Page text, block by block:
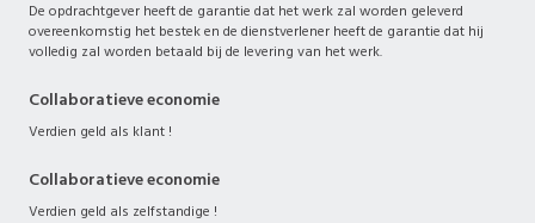
De opdrachtgever heeft de garantie dat het werk zal worden geleverd
overeenkomstig het bestek en de dienstverlener heeft de garantie dat hij
volledig zal worden betaald bij de levering van het werk.
Collaboratieve economie
Verdien geld als klant !
Collaboratieve economie
Verdien geld als zelfstandige !